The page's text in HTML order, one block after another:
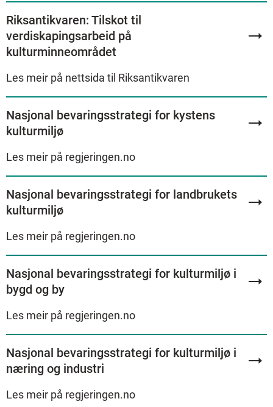
Riksantikvaren: Tilskot til
verdiskapingsarbeid på
kulturminneområdet
Les meir på nettsida til Riksantikvaren
Nasjonal bevaringsstrategi for kystens
kulturmiljø
Les meir på regjeringen.no
Nasjonal bevaringsstrategi for landbrukets
kulturmiljø
Les meir på regjeringen.no
Nasjonal bevaringsstrategi for kulturmiljø i
bygd og by
Les meir på regjeringen.no
Nasjonal bevaringsstrategi for kulturmiljø i
næring og industri
Les meir på regjeringen.no